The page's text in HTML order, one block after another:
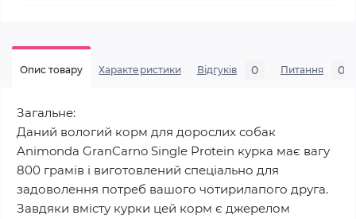
Опис товару Характеристики Відгуків 0 Питання 0
Загальне:
Даний вологий корм для дорослих собак
Animonda GranCarno Single Protein курка має вагу
800 грамів і виготовлений спеціально для
задоволення потреб вашого чотирилапого друга.
Завдяки вмісту курки цей корм є джерелом